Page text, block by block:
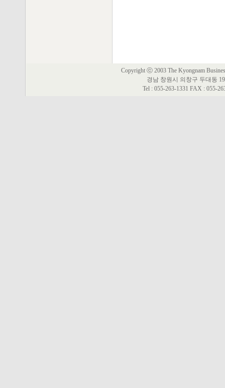
Copyright ⓒ 2003 The Kyongnam
경남 창원시 의창구 두대동
Tel : 055-263-1331 FAX : 055-